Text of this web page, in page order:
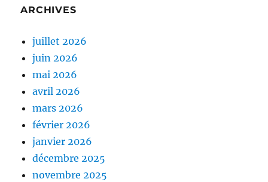
ARCHIVES
juillet 2026
juin 2026
mai 2026
avril 2026
mars 2026
février 2026
janvier 2026
décembre 2025
novembre 2025